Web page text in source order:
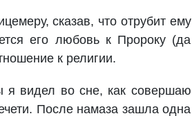
сказав, что отрубит ему
его любовь к Пророку (да
к религии.
я видел во сне, как совершаю
После намаза зашла одна